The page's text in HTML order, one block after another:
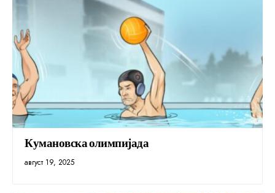
Кумановска олимпијада
август 19, 2025